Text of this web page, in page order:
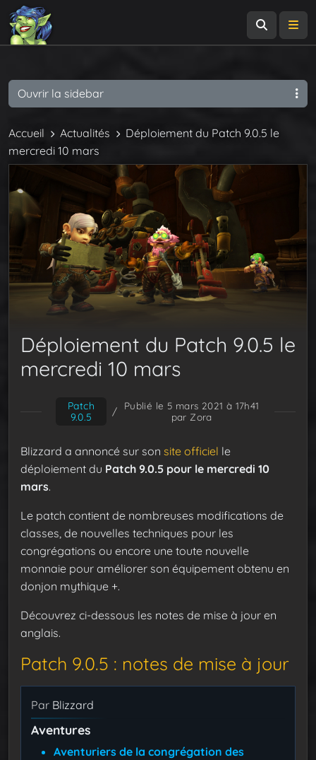
Accueil Actualités
Déploiement du Patch 9.0.5 le
mercredi 10 mars
Déploiement du Patch 9.0.5 le
mercredi 10 mars
Patch
9.0.5
/
Publié le 5 mars 2021 à 17h41
par Zora
Blizzard a annoncé sur son site officiel le
déploiement du Patch 9.0.5 pour le mercredi 10
mars.
Le patch contient de nombreuses modifications de
classes, de nouvelles techniques pour les
congrégations ou encore une toute nouvelle
monnaie pour améliorer son équipement obtenu en
donjon mythique +.
Découvrez ci-dessous les notes de mise à jour en
anglais.
Patch 9.0.5 : notes de mise à jour
Par Blizzard
Aventures
Aventuriers de la congrégation des
Ouvrir la sidebar